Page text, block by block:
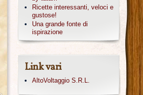
Ricette interessanti, veloci e
gustose!
Una grande fonte di
ispirazione
Link vari
AltoVoltaggio S.R.L.